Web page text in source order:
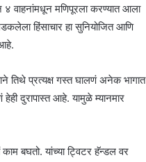
वाहनांमधून मणिपूरला करण्यात आला
हिंसाचार हा सुनियोजित आणि
तिथे प्रत्यक्ष गस्त घालणं अनेक भागात
दुरापास्त आहे. यामुळे म्यानमार
काम बघतो. यांच्या ट्विटर हॅन्डल वर